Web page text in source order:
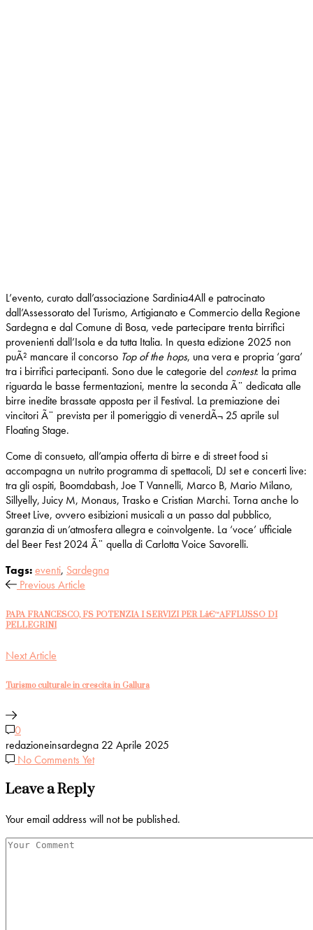
L’evento, curato dall’associazione Sardinia4All e patrocinato
dall’Assessorato del Turismo, Artigianato e Commercio della Regione
Sardegna e dal Comune di Bosa, vede partecipare trenta birrifici
provenienti dall’Isola e da tutta Italia. In questa edizione 2025 non
puÃ² mancare il concorso Top of the hops, una vera e propria ‘gara’
tra i birrifici partecipanti. Sono due le categorie del contest: la prima
riguarda le basse fermentazioni, mentre la seconda Ã¨ dedicata alle
birre inedite brassate apposta per il Festival. La premiazione dei
vincitori Ã¨ prevista per il pomeriggio di venerdÃ¬ 25 aprile sul
Floating Stage.
Come di consueto, all’ampia offerta di birre e di street food si
accompagna un nutrito programma di spettacoli, DJ set e concerti live:
tra gli ospiti, Boomdabash, Joe T Vannelli, Marco B, Mario Milano,
Sillyelly, Juicy M, Monaus, Trasko e Cristian Marchi. Torna anche lo
Street Live, ovvero esibizioni musicali a un passo dal pubblico,
garanzia di un’atmosfera allegra e coinvolgente. La ‘voce’ ufficiale
del Beer Fest 2024 Ã¨ quella di Carlotta Voice Savorelli.
Tags:eventi, Sardegna
Previous Article
PAPA FRANCESCO, FS POTENZIA I SERVIZI PER Lâ€™AFFLUSSO DI
PELLEGRINI
Next Article
Turismo culturale in crescita in Gallura
0
redazioneinsardegna 22 Aprile 2025
No Comments Yet
Leave a Reply
Your email address will not be published.